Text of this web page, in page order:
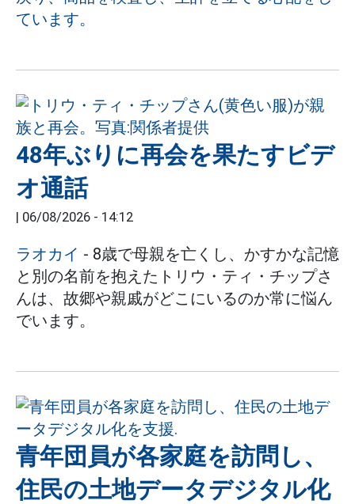
ています。
48年ぶりに再会を果たすビデ
オ通話
| 06/08/2026 - 14:12
ラオカイ - 8歳で母親を亡くし、かすかな記憶
と別の名前を抱えたトリウ・ティ・チップさ
んは、故郷や親戚がどこにいるのか常に悩ん
でいます。
青年団員が各家庭を訪問し、
住民の土地データデジタル化